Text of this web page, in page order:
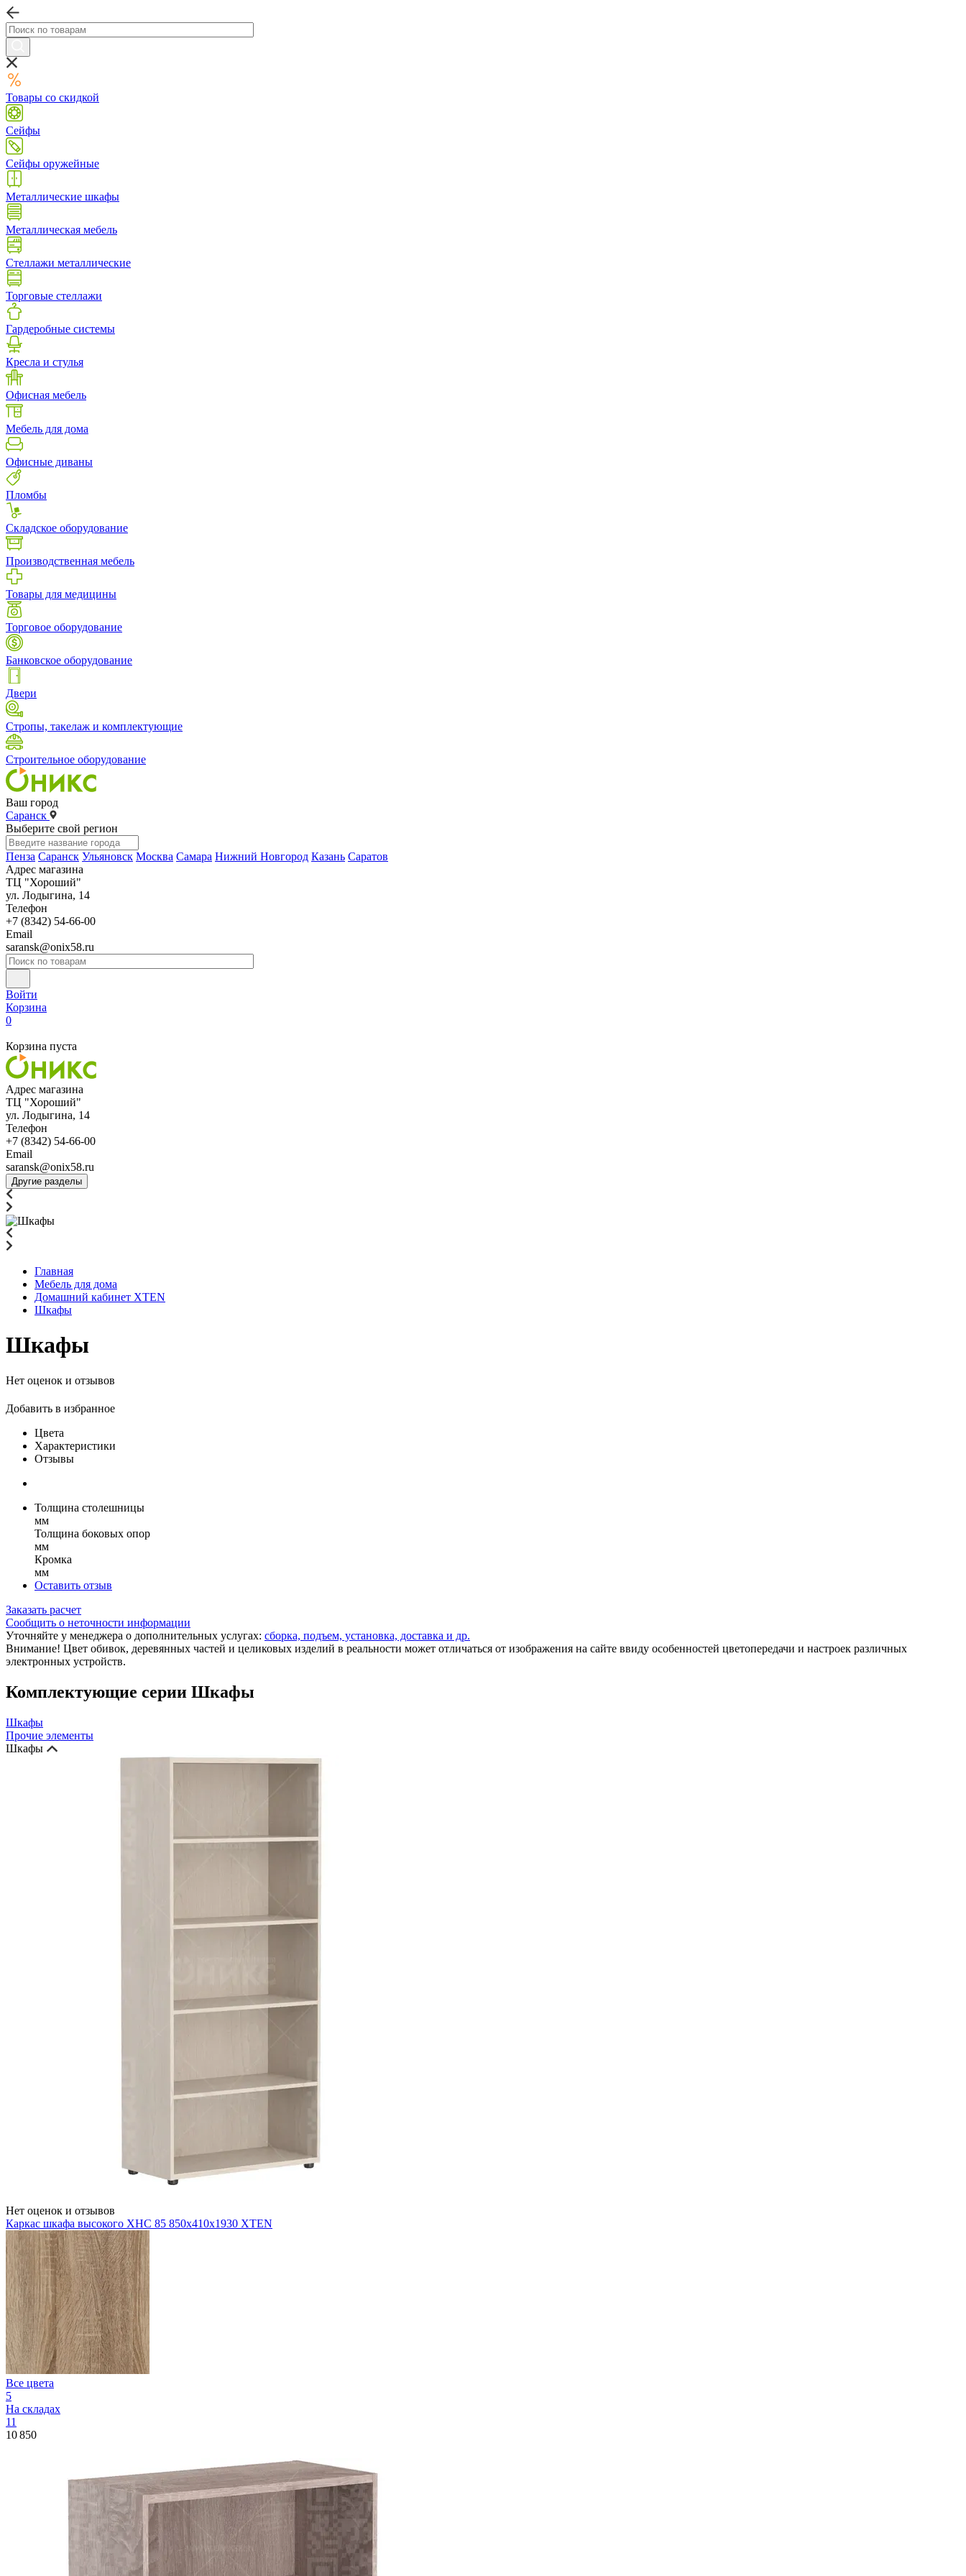
Товары со скидкой
Сейфы
Сейфы оружейные
Металлические шкафы
Металлическая мебель
Стеллажи металлические
Торговые стеллажи
Гардеробные системы
Кресла и стулья
Офисная мебель
Мебель для дома
Офисные диваны
Пломбы
Складское оборудование
Производственная мебель
Товары для медицины
Торговое оборудование
Банковское оборудование
Двери
Стропы, такелаж и комплектующие
Строительное оборудование
Ваш город
Саранск
Выберите свой регион
Пенза Саранск Ульяновск Москва Самара Нижний Новгород Казань Саратов
Адрес магазина
ТЦ "Хороший"
ул. Лодыгина, 14
Телефон
+7 (8342) 54-66-00
Email
saransk@onix58.ru
Войти
Корзина
0
Корзина пуста
Адрес магазина
ТЦ "Хороший"
ул. Лодыгина, 14
Телефон
+7 (8342) 54-66-00
Email
saransk@onix58.ru
Другие разделы
Главная
Мебель для дома
Домашний кабинет XTEN
Шкафы
Шкафы
Нет оценок и отзывов
Добавить в избранное
Цвета
Характеристики
Отзывы
Толщина столешницы
мм
Толщина боковых опор
мм
Кромка
мм
Оставить отзыв
Заказать расчет
Сообщить о неточности информации
Уточняйте у менеджера о дополнительных услугах: сборка, подъем, установка, доставка и др.
Внимание! Цвет обивок, деревянных частей и целиковых изделий в реальности может отличаться от изображения на сайте ввиду особенностей цветопередачи и настроек различных
электронных устройств.
Комплектующие серии Шкафы
Шкафы
Прочие элементы
Шкафы
Нет оценок и отзывов
Каркас шкафа высокого XHC 85 850х410х1930 XTEN
Все цвета
5
На складах
11
10 850